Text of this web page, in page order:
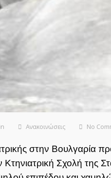
Ανακοινώσεις No
στην Βουλγαρία
Κτηνιατρική Σχολή της